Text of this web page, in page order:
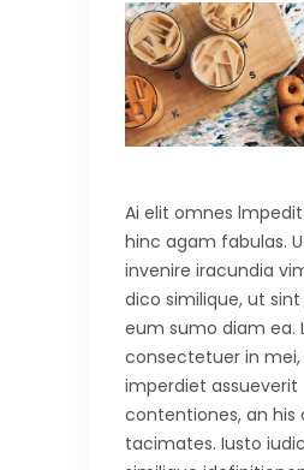
Ai elit omnes
hinc agam fabulas.
invenire iracundia
dico similique, ut sint
eum sumo diam ea.
consectetuer in mei,
imperdiet assueverit
contentiones, an his
tacimates. Iusto